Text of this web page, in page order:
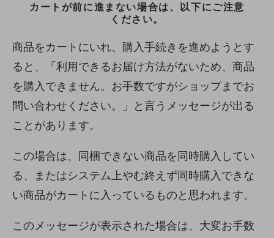
カートが前に進まない場合は、以下にご注意
ください。
商品をカートにいれ、購入手続きを進めようとす
ると、「利用できるお届け方法がないため、商品
を購入できません。お手数ですがショップまでお
問い合わせください。」と言うメッセージが出る
ことがあります。
この場合は、同梱できない商品を同時購入してい
る、またはシステム上やむ終えず同時購入できな
い商品がカートに入っているものと思われます。
このメッセージが表示された場合は、大変お手数